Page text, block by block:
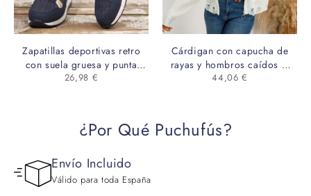
Zapatillas deportivas retro
con suela gruesa y punta
redonda – Tallas grandes
26,98 €
Cárdigan con capucha de
rayas y hombros caídos –
estilo desenfadado con
44,06 €
¿Por Qué Puchufús?
Envío Incluido
Válido para toda España